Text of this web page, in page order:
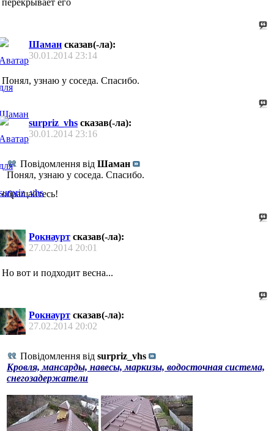
Шаман сказав(-ла):
30.01.2014 23:14
Понял, узнаю у соседа. Спасибо.
surpriz_vhs сказав(-ла):
30.01.2014 23:16
Повідомлення від Шаман
Понял, узнаю у соседа. Спасибо.
обращайтесь!
Рокнаурт сказав(-ла):
27.02.2014 20:01
Но вот и подходит весна...
Рокнаурт сказав(-ла):
27.02.2014 20:02
Повідомлення від surpriz_vhs
Кровля, мансарды, навесы, маркизы, водосточная система,
снегозадержатели